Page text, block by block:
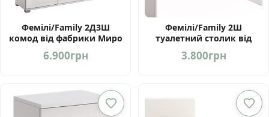
Фемілі/Family 2Д3Ш
комод від фабрики Миро
Марк Україна
6.900грн
Фемілі/Family 2Ш
туалетний столик від
фабрики МироМарк
Україна
3.800грн